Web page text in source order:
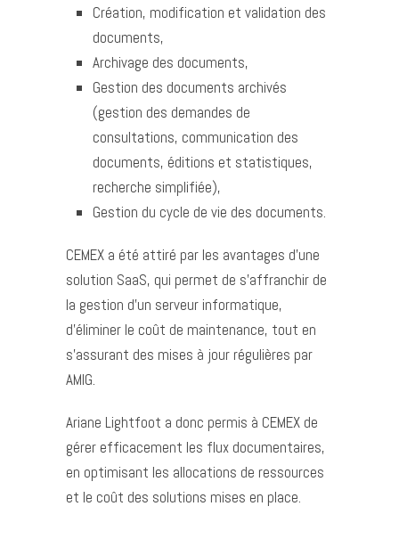
Création, modification et validation des
documents,
Archivage des documents,
Gestion des documents archivés
(gestion des demandes de
consultations, communication des
documents, éditions et statistiques,
recherche simplifiée),
Gestion du cycle de vie des documents.
CEMEX a été attiré par les avantages d’une
solution SaaS, qui permet de s’affranchir de
la gestion d’un serveur informatique,
d’éliminer le coût de maintenance, tout en
s’assurant des mises à jour régulières par
AMIG.
Ariane Lightfoot a donc permis à CEMEX de
gérer efficacement les flux documentaires,
en optimisant les allocations de ressources
et le coût des solutions mises en place.